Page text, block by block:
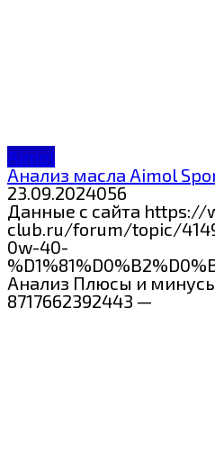
Aimol
Анализ масла Aimol
23.09.2024056
Данные с сайта https://
club.ru/forum/topic/
0w-40-
Анализ Плюсы и
8717662392443 —